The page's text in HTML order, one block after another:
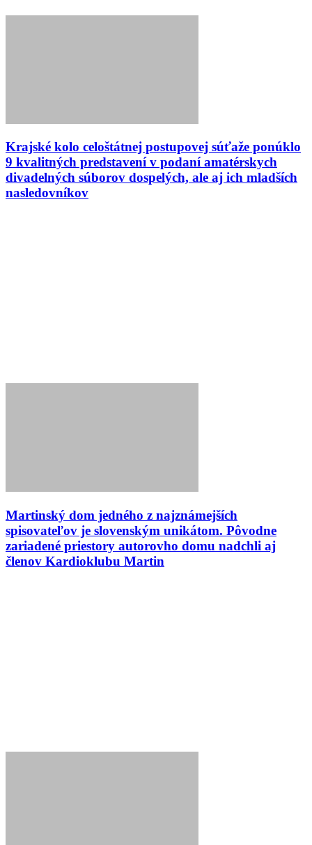
Krajské kolo celoštátnej postupovej súťaže ponúklo
9 kvalitných predstavení v podaní amatérskych
divadelných súborov dospelých, ale aj ich mladších
nasledovníkov
Martinský dom jedného z najznámejších
spisovateľov je slovenským unikátom. Pôvodne
zariadené priestory autorovho domu nadchli aj
členov Kardioklubu Martin